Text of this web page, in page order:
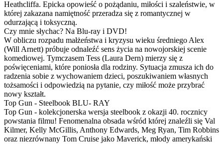
Heathcliffa. Epicka opowieść o pożądaniu, miłości i szaleństwie, w
której zakazana namiętność przeradza się z romantycznej w
odurzającą i toksyczną.
Czy mnie słychac? Na Blu-ray i DVD!
W obliczu rozpadu małżeństwa i kryzysu wieku średniego Alex
(Will Arnett) próbuje odnaleźć sens życia na nowojorskiej scenie
komediowej. Tymczasem Tess (Laura Dern) mierzy się z
poświęceniami, które poniosła dla rodziny. Sytuacja zmusza ich do
radzenia sobie z wychowaniem dzieci, poszukiwaniem własnych
tożsamości i odpowiedzią na pytanie, czy miłość może przybrać
nowy kształt.
Top Gun - Steelbook BLU- RAY
Top Gun - kolekcjonerska wersja steelbook z okazji 40. rocznicy
powstania filmu! Fenomenalna obsada wśród której znaleźli się Val
Kilmer, Kelly McGillis, Anthony Edwards, Meg Ryan, Tim Robbins
oraz niezrównany Tom Cruise jako Maverick, młody amerykański